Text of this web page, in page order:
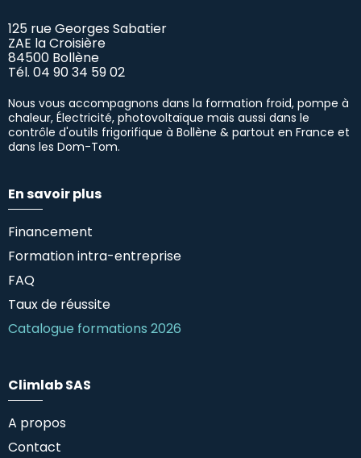
125 rue Georges Sabatier
ZAE la Croisière
84500 Bollène
Tél. 04 90 34 59 02
Nous vous accompagnons dans la formation froid, pompe à
chaleur, Électricité, photovoltaïque mais aussi dans le
contrôle d'outils frigorifique à Bollène & partout en France et
dans les Dom-Tom.
En savoir plus
Financement
Formation intra-entreprise
FAQ
Taux de réussite
Catalogue formations 2026
Climlab SAS
A propos
Contact